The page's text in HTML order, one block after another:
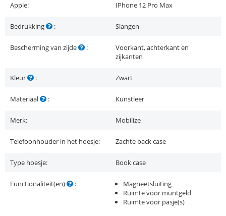
Apple: IPhone 12 Pro Max
Bedrukking : Slangen
Bescherming van zijde :
Voorkant, achterkant en
zijkanten
Kleur : Zwart
Materiaal : Kunstleer
Merk: Mobilize
Telefoonhouder in het hoesje: Zachte back case
Type hoesje: Book case
Functionaliteit(en) :
Magneetsluiting
Ruimte voor muntgeld
Ruimte voor pasje(s)